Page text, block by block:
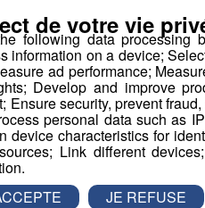
following data processing
information on a device;
ad performance;
Develop and improve
Ensure security, prevent
personal data such as
device characteristics for
Link different
de votre vie
JE REFUSE